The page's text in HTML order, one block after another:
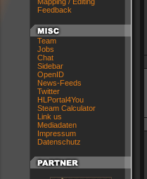
Feedback
Team
Jobs
Chat
Sidebar
OpenID
News-Feeds
Twitter
HLPortal4You
Steam Calculator
Link us
Mediadaten
Impressum
Datenschutz